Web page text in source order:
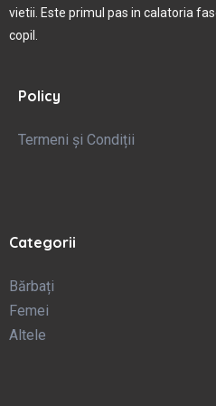
vietii. Este primul pas in calatoria
copil.
Policy
Termeni și Condiții
Categorii
Bărbați
Femei
Altele